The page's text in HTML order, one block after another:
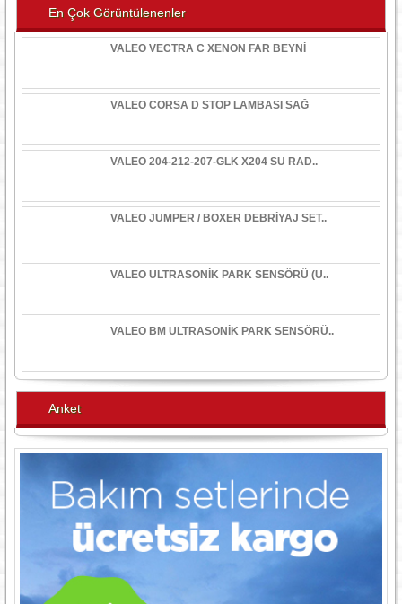
En Çok Görüntülenenler
VALEO VECTRA C XENON FAR BEYNİ
VALEO CORSA D STOP LAMBASI SAĞ
VALEO 204-212-207-GLK X204 SU RAD..
VALEO JUMPER / BOXER DEBRİYAJ SET..
VALEO ULTRASONİK PARK SENSÖRÜ (U..
VALEO BM ULTRASONİK PARK SENSÖRÜ..
Anket